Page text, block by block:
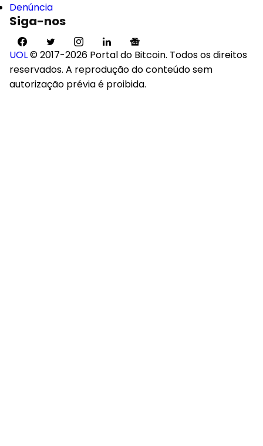
Denúncia
Siga-nos
UOL© 2017-2026 Portal do Bitcoin. Todos os direitos
reservados. A reprodução do conteúdo sem
autorização prévia é proibida.